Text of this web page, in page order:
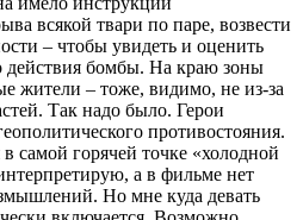
всякой твари по паре, возвести
– чтобы увидеть и оценить
действия бомбы. На краю зоны
жители – тоже, видимо, не из-за
Так надо было. Герои
противостояния.
самой горячей точке «холодной
а в фильме нет
Но мне куда девать